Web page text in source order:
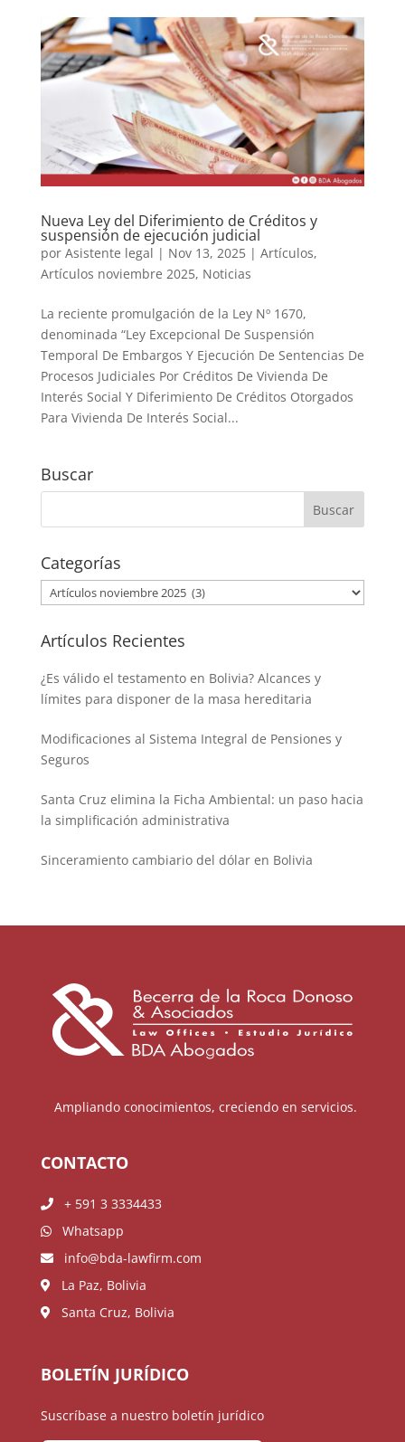
Nueva Ley del Diferimiento de Créditos y
suspensión de ejecución judicial
por Asistente legal | Nov 13, 2025| Artículos,
Artículos noviembre 2025, Noticias
La reciente promulgación de la Ley Nº 1670,
denominada “Ley Excepcional De Suspensión
Temporal De Embargos Y Ejecución De Sentencias De
Procesos Judiciales Por Créditos De Vivienda De
Interés Social Y Diferimiento De Créditos Otorgados
Para Vivienda De Interés Social...
Buscar
Categorías
Categorías
Artículos Recientes
¿Es válido el testamento en Bolivia? Alcances y
límites para disponer de la masa hereditaria
Modificaciones al Sistema Integral de Pensiones y
Seguros
Santa Cruz elimina la Ficha Ambiental: un paso hacia
la simplificación administrativa
Sinceramiento cambiario del dólar en Bolivia
Ampliando conocimientos, creciendo en servicios.
CONTACTO
+ 591 3 3334433
Whatsapp
info@bda-lawfirm.com
La Paz, Bolivia
Santa Cruz, Bolivia
BOLETÍN JURÍDICO
Suscríbase a nuestro boletín jurídico